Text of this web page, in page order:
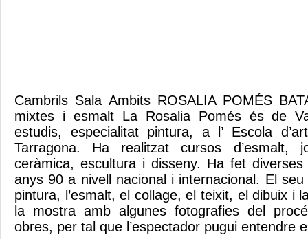
Cambrils Sala Ambits ROSALIA POMÉS
mixtes i esmalt La Rosalia Pomés és de
estudis, especialitat pintura, a l’ Escola
Tarragona. Ha realitzat cursos d’esmalt,
ceràmica, escultura i disseny. Ha fet
anys 90 a nivell nacional i internacional. El
pintura, l’esmalt, el collage, el teixit, el dibuix i
la mostra amb algunes fotografies del
obres, per tal que l’espectador pugui entendre